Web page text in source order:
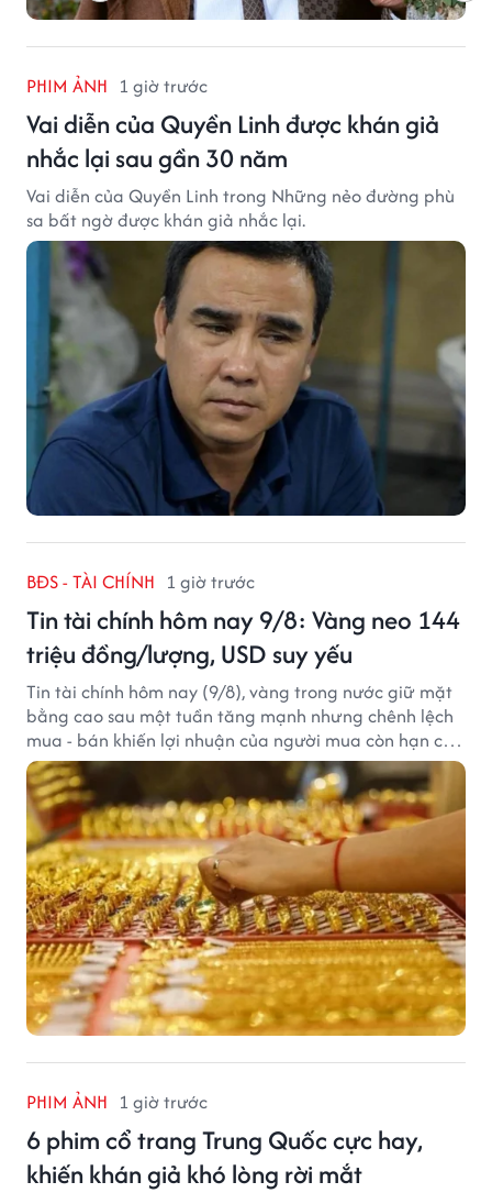
PHIM ẢNH 1 giờ trước
Vai diễn của Quyền Linh được khán giả
nhắc lại sau gần 30 năm
Vai diễn của Quyền Linh trong Những nẻo đường phù
sa bất ngờ được khán giả nhắc lại.
BĐS - TÀI CHÍNH 1 giờ trước
Tin tài chính hôm nay 9/8: Vàng neo 144
triệu đồng/lượng, USD suy yếu
Tin tài chính hôm nay (9/8), vàng trong nước giữ mặt
bằng cao sau một tuần tăng mạnh nhưng chênh lệch
mua - bán khiến lợi nhuận của người mua còn hạn chế,
trong khi USD chịu sức ép sau dữ liệu việc làm Mỹ gây
thất vọng.
PHIM ẢNH 1 giờ trước
6 phim cổ trang Trung Quốc cực hay,
khiến khán giả khó lòng rời mắt